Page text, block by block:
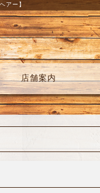
アー】
店舗案内